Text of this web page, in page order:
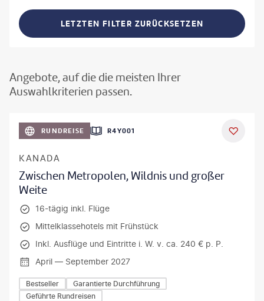
LETZTEN FILTER ZURÜCKSETZEN
Angebote, auf die die meisten Ihrer
Auswahlkriterien passen.
RUNDREISE R4Y001
KANADA
Zwischen Metropolen, Wildnis und großer
Weite
16-tägig inkl. Flüge
Mittelklassehotels mit Frühstück
Inkl. Ausflüge und Eintritte i. W. v. ca. 240 € p. P.
April — September 2027
Bestseller
Garantierte Durchführung
Geführte Rundreisen